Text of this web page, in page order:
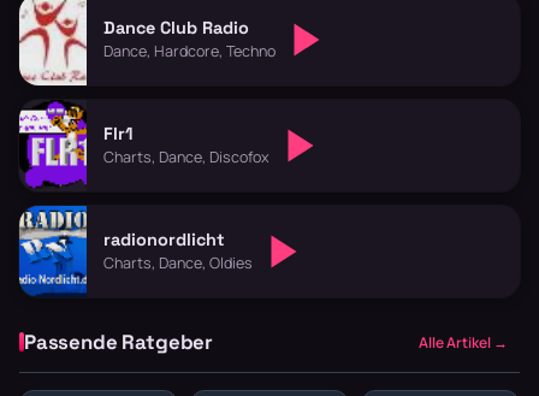
Dance Club Radio
Dance, Hardcore, Techno
Flr1
Charts, Dance, Discofox
radionordlicht
Charts, Dance, Oldies
Passende Ratgeber Alle Artikel →